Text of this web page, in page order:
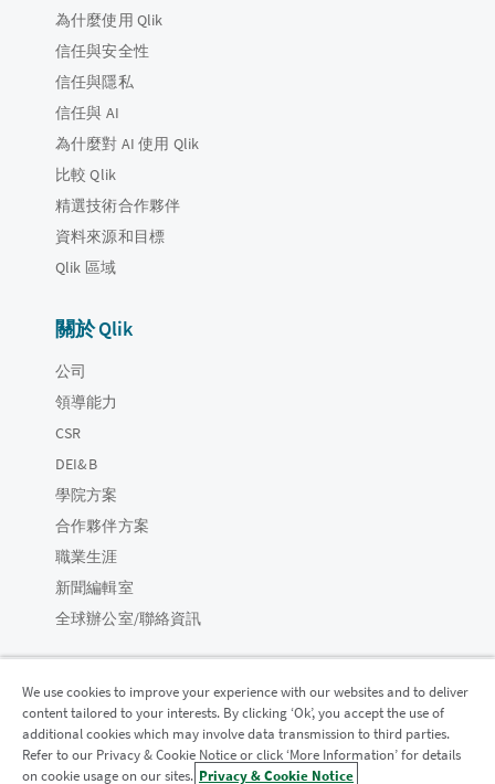
為什麼使用 Qlik
信任與安全性
信任與隱私
信任與 AI
為什麼對 AI 使用 Qlik
比較 Qlik
精選技術合作夥伴
資料來源和目標
Qlik 區域
關於 Qlik
公司
領導能力
CSR
DEI&B
學院方案
合作夥伴方案
職業生涯
新聞編輯室
全球辦公室/聯絡資訊
Qlik 社群
We use cookies to improve your experience with our websites and to deliver
content tailored to your interests. By clicking ‘Ok’, you accept the use of
additional cookies which may involve data transmission to third parties.
Refer to our Privacy & Cookie Notice or click ‘More Information’ for details
on cookie usage on our sites. Privacy & Cookie Notice